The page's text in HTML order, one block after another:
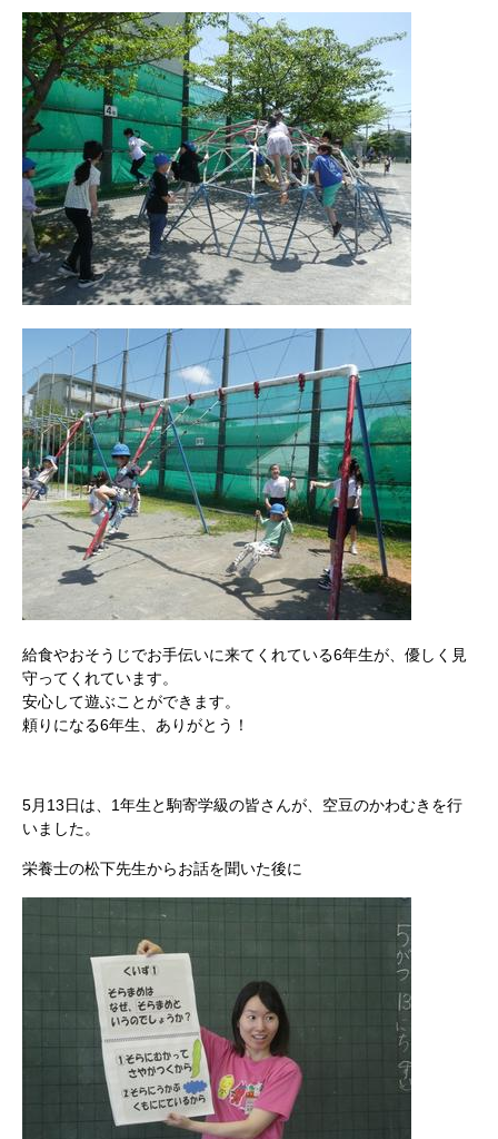
給食やおそうじでお手伝いに来てくれている6年生が、優しく見
守ってくれています。
安心して遊ぶことができます。
頼りになる6年生、ありがとう！
5月13日は、1年生と駒寄学級の皆さんが、空豆のかわむきを行
いました。
栄養士の松下先生からお話を聞いた後に